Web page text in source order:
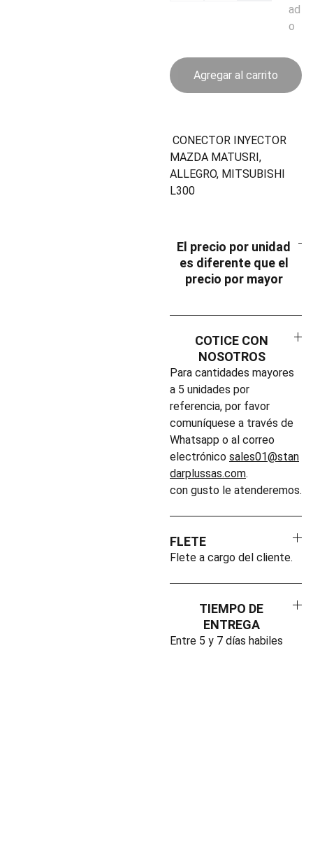
ad
o
Agregar al carrito
CONECTOR INYECTOR
MAZDA MATUSRI,
ALLEGRO, MITSUBISHI
L300
El precio por unidad
es diferente que el
precio por mayor
COTICE CON
NOSOTROS
Para cantidades mayores
a 5 unidades por
referencia, por favor
comuníquese a través de
Whatsapp o al correo
electrónico sales01@stan
darplussas.com.
con gusto le atenderemos.
FLETE
Flete a cargo del cliente.
TIEMPO DE
ENTREGA
Entre 5 y 7 días habiles